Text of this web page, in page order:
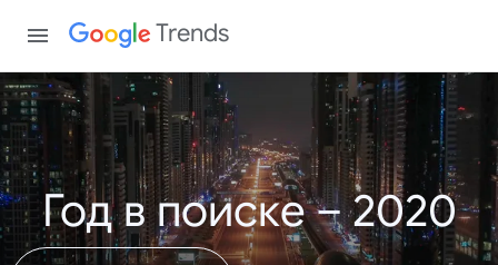
Trends
Год в поиске – 2020